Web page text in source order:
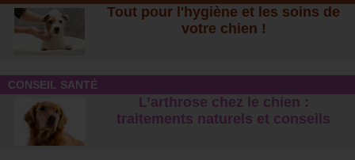
Tout pour l'hygiène et les soins de
votre chien !
CONSEIL SANTÉ
L’arthrose chez le chien :
traitements naturels et conseils